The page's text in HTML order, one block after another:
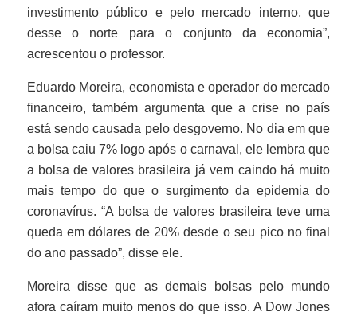
investimento público e pelo mercado interno, que
desse o norte para o conjunto da economia”,
acrescentou o professor.
Eduardo Moreira, economista e operador do mercado
financeiro, também argumenta que a crise no país
está sendo causada pelo desgoverno. No dia em que
a bolsa caiu 7% logo após o carnaval, ele lembra que
a bolsa de valores brasileira já vem caindo há muito
mais tempo do que o surgimento da epidemia do
coronavírus. “A bolsa de valores brasileira teve uma
queda em dólares de 20% desde o seu pico no final
do ano passado”, disse ele.
Moreira disse que as demais bolsas pelo mundo
afora caíram muito menos do que isso. A Dow Jones